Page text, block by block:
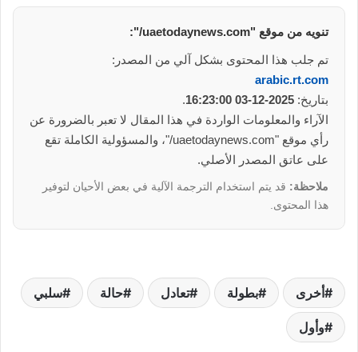
تنويه من موقع "uaetodaynews.com/":
تم جلب هذا المحتوى بشكل آلي من المصدر:
arabic.rt.com
بتاريخ: 2025-12-03 16:23:00
.
الآراء والمعلومات الواردة في هذا المقال لا تعبر بالضرورة عن
رأي موقع "uaetodaynews.com/"، والمسؤولية الكاملة تقع
على عاتق المصدر الأصلي.
ملاحظة: قد يتم استخدام الترجمة الآلية في بعض الأحيان لتوفير
هذا المحتوى.
أخرى بطولة تعادل حالة سلبي
وأول